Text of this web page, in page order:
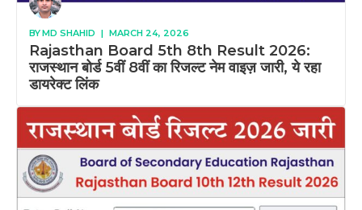
BYMD SHAHID | MARCH 24, 2026
Rajasthan Board 5th 8th Result 2026:
राजस्थान बोर्ड 5वीं 8वीं का रिजल्ट नेम वाइज़ जारी, ये रहा
डायरेक्ट लिंक